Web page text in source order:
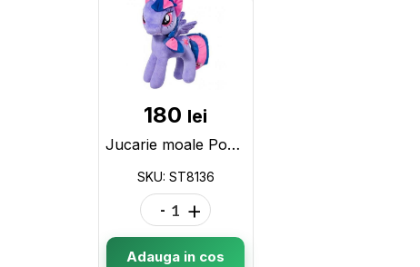
180 lei
Jucarie moale Pony violet h-30cm ST8136
SKU: ST8136
- +
Adauga in cos